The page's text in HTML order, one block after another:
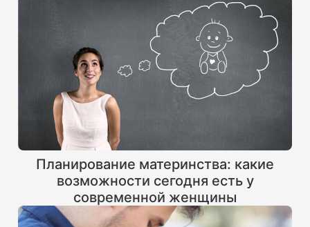
Планирование материнства: какие
возможности сегодня есть у
современной женщины